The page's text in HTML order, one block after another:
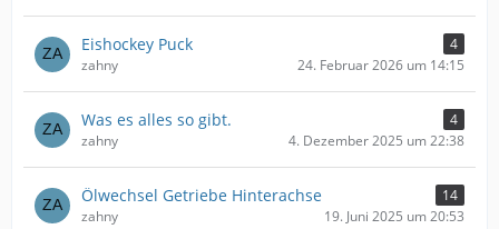
Eishockey Puck
4
zahny
24. Februar 2026 um 14:15
Was es alles so gibt.
4
zahny
4. Dezember 2025 um 22:38
Ölwechsel Getriebe Hinterachse
14
zahny
19. Juni 2025 um 20:53